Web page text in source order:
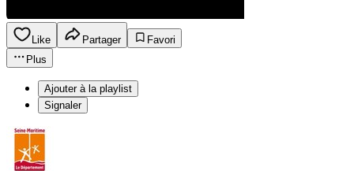
Like Partager
Favori
Plus
Ajouter à la playlist
Signaler